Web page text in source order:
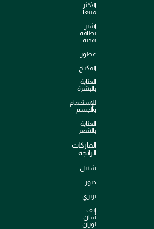
الأكثر
مبيعاً
اشترِ
بطاقة
هدية
عطور
المكياج
العناية
بالبشرة
للإستحمام
والجسم
العناية
بالشعر
الماركات
الرائجة
شانيل
ديور
بربري
إيف
سان
لوران